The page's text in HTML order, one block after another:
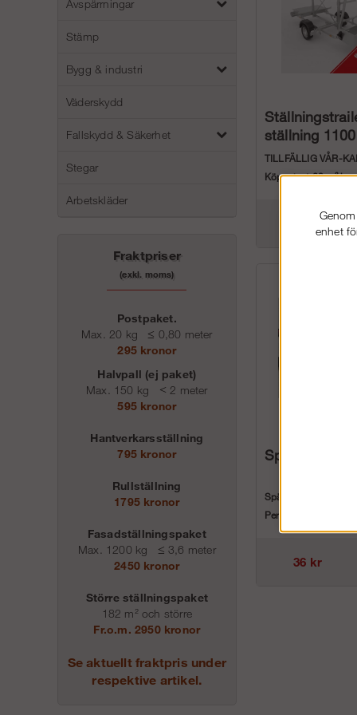
Avspärrningar
Stämp
Bygg & industri
Väderskydd
Fallskydd & Säkerhet
Stegar
Arbetskläder
Fraktpriser
(exkl. moms)
Postpaket.
Max. 20 kg
≤ 0,80 meter
295 kronor
Halvpall (ej paket)
Max. 150 kg < 2 meter
595 kronor
Hantverkarsställning
795 kronor
Rullställning
1795 kronor
Fasadställningspaket
Max. 1200 kg
≤ 3,6 meter
2450 kronor
Större ställningspaket
182 m² och större
Fr.o.m. 2950 kronor
Se aktuellt fraktpris under
respektive artikel.
ställning
TILLFÄLLIG VÅR-
Köp minst 60 m²
42 375 kr
Spännrem
Spännrem på 160cm.
Perfekt till att spänna
smådelarna på våra
36 kr
enhet